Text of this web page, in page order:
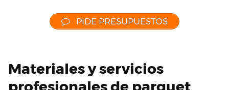
PIDE PRESUPUESTOS
Materiales y servicios
profesionales de parquet